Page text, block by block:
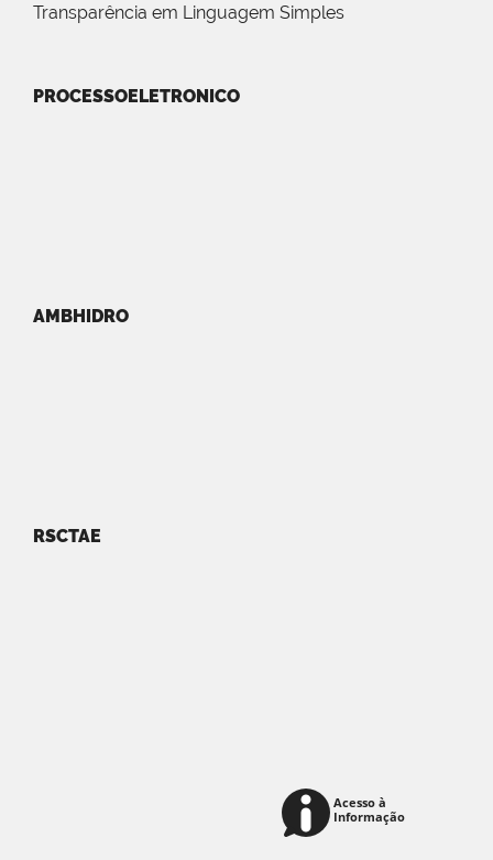
Transparência em Linguagem Simples
PROCESSOELETRONICO
AMBHIDRO
RSCTAE